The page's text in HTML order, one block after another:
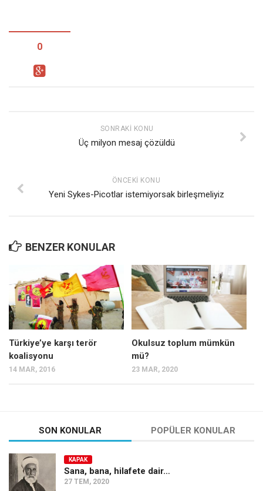
0
SONRAKI KONU
Üç milyon mesaj çözüldü
ÖNCEKI KONU
Yeni Sykes-Picotlar istemiyorsak birleşmeliyiz
BENZER KONULAR
Türkiye’ye karşı terör
koalisyonu
14 MAR, 2016
Okulsuz toplum mümkün
mü?
23 MAR, 2020
SON KONULAR POPÜLER KONULAR
KAPAK
Sana, bana, hilafete dair…
27 TEM, 2020